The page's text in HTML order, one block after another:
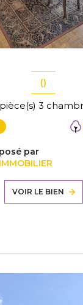
()
par
VOIR LE BIEN